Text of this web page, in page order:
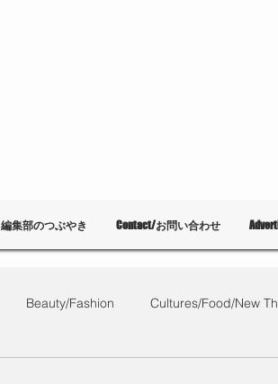
編集部のつぶやき Contact/お問い合わせ
Beauty/Fashion Cultures/Food/New